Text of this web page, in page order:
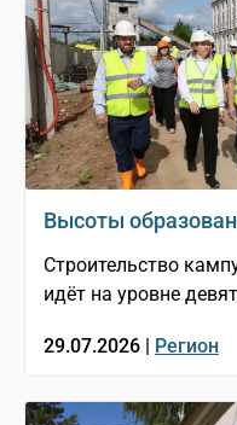
Высоты
Строительство
идёт на уровне
29.07.2026 | Регион